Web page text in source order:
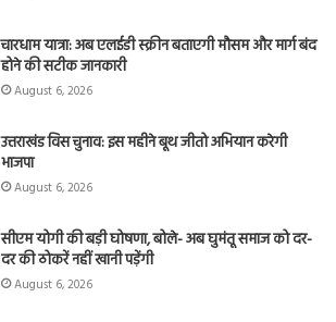
चारधाम यात्रा: अब एलईडी स्क्रीन बताएगी मौसम और मार्ग बंद
होने की सटीक जानकारी
August 6, 2026
उत्तराखंड विस चुनाव: इस महीने बूथ जीतो अभियान करेगी
भाजपा
August 6, 2026
सीएम योगी की बड़ी घोषणा, बोले- अब घुमंतू समाज को दर-
दर की ठोकरें नहीं खानी पड़ेंगी
August 6, 2026